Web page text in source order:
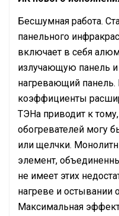
Бесшумная работа.
панельного
включает в себя
излучающую панель
нагревающий
коэффициенты
ТЭНа приводит к
обогревателей могу
или щелчки.
элемент,
не имеет этих
нагреве и остывании
Максимальная